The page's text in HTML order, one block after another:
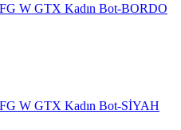
W GTX Kadın Bot-BORDO
W GTX Kadın Bot-SİYAH